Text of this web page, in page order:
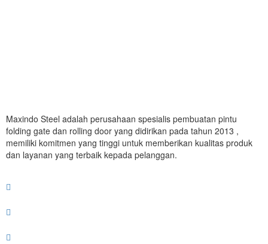
Maxindo Steel adalah perusahaan spesialis pembuatan pintu
folding gate dan rolling door yang didirikan pada tahun 2013 ,
memiliki komitmen yang tinggi untuk memberikan kualitas produk
dan layanan yang terbaik kepada pelanggan.